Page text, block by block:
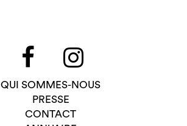
QUI SOMMES-NOUS
PRESSE
CONTACT